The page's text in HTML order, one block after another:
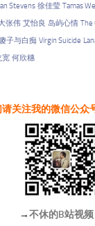
Stevens 徐佳莹 Tamas
张伟 艾怡良 岛屿心情 The
子与白痴 Virgin Suicide
宽 何欣穗
关注我的微信公众
→不休的B站视频